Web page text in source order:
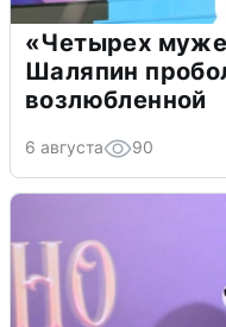
«Четырех
Шаляпин
возлюбленной
6 августа 90